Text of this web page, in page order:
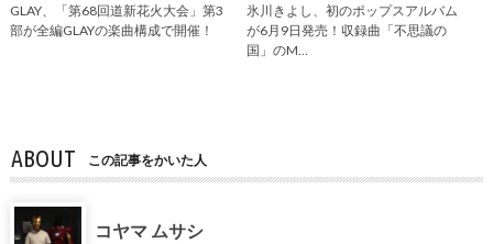
GLAY、「第68回道新花火大会」第3
部が全編GLAYの楽曲構成で開催！
氷川きよし、初のポップスアルバム
が6月9日発売！収録曲「不思議の
国」のM…
ABOUT この記事をかいた人
コヤマ ムサシ